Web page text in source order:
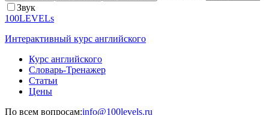
Звук
100LEVELs
Интерактивный курс английского
Курс английского
Словарь-Тренажер
Статьи
Цены
По всем вопросам:info@100levels.ru